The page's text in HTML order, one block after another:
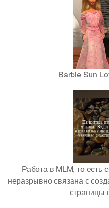
Barbie Sun
Работа в MLM, то есть
неразрывно связана с
страницы